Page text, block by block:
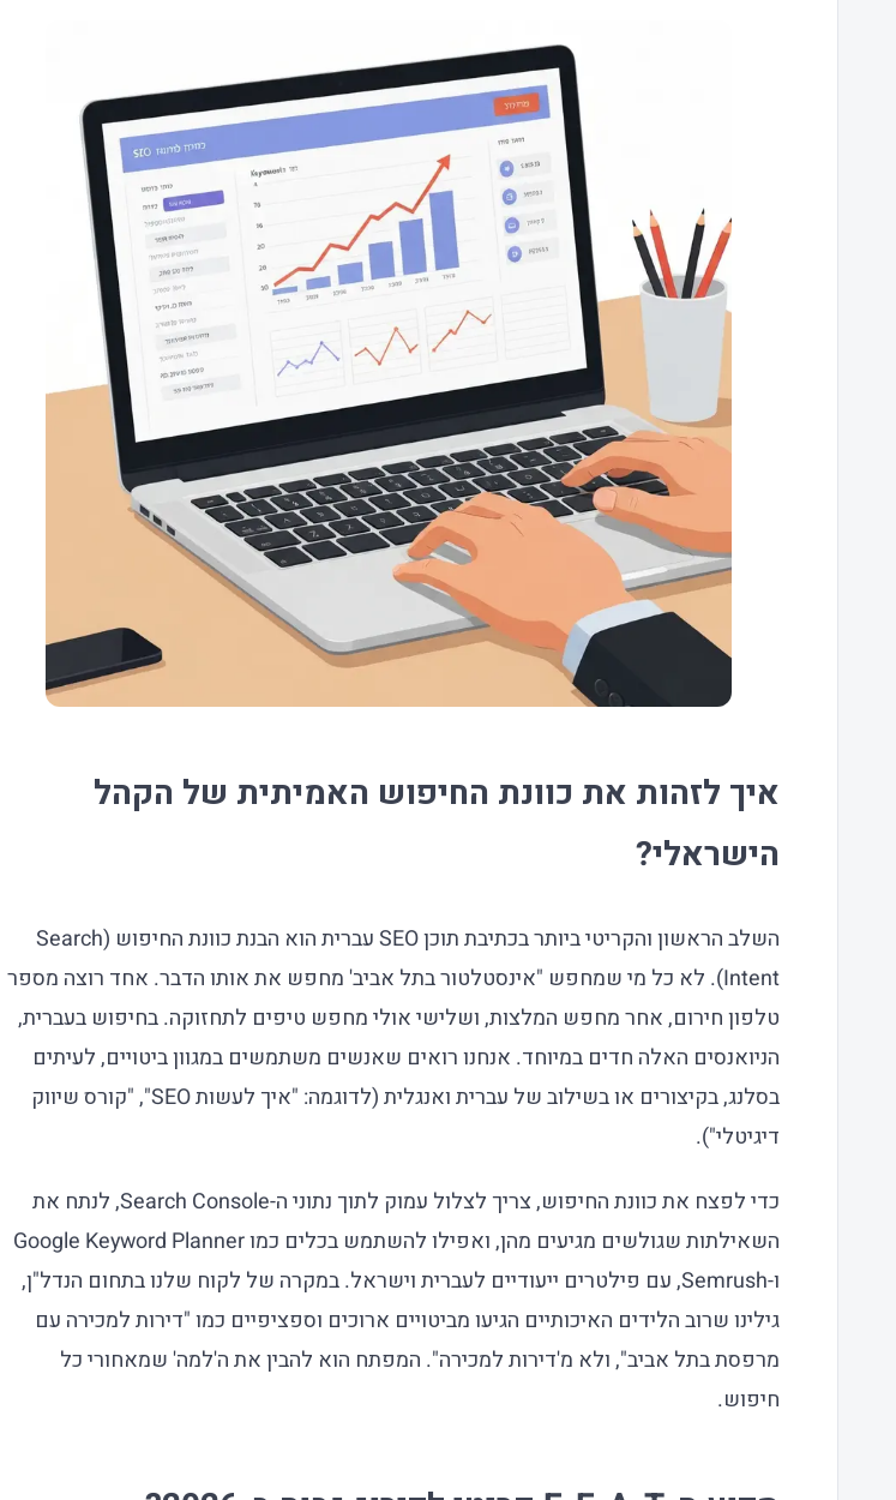
איך לזהות את כוונת החיפוש האמיתית של הקהל
הישראלי?
השלב הראשון והקריטי ביותר ב
כתיבת תוכן SEO עברית הוא הבנת כוונת החיפוש (Search
Intent). לא כל מי שמחפש "אינסטלטור בתל אביב' מחפש את אותו הדבר. אחד רוצה מספר
טלפון חירום, אחר מחפש המלצות, ושלישי אולי מחפש טיפים לתחזוקה. בחיפוש בעברית,
הניואנסים האלה חדים במיוחד. אנחנו רואים שאנשים משתמשים במגוון ביטויים, לעיתים
בסלנג, בקיצורים או בשילוב של עברית ואנגלית (לדוגמה: "איך לעשות SEO", "קורס שיווק
דיגיטלי").
כדי לפצח את כוונת החיפוש, צריך לצלול עמוק לתוך נתוני ה-Search Console, לנתח את
השאילתות שגולשים מגיעים מהן, ואפילו להשתמש בכלים כמו Google Keyword Planner
ו-Semrush, עם פילטרים ייעודיים לעברית וישראל. במקרה של לקוח שלנו בתחום הנדל"ן,
גילינו שרוב הלידים האיכותיים הגיעו מביטויים ארוכים וספציפיים כמו "דירות למכירה עם
מרפסת בתל אביב", ולא מ'דירות למכירה". המפתח הוא להבין את ה'למה' שמאחורי כל
חיפוש.